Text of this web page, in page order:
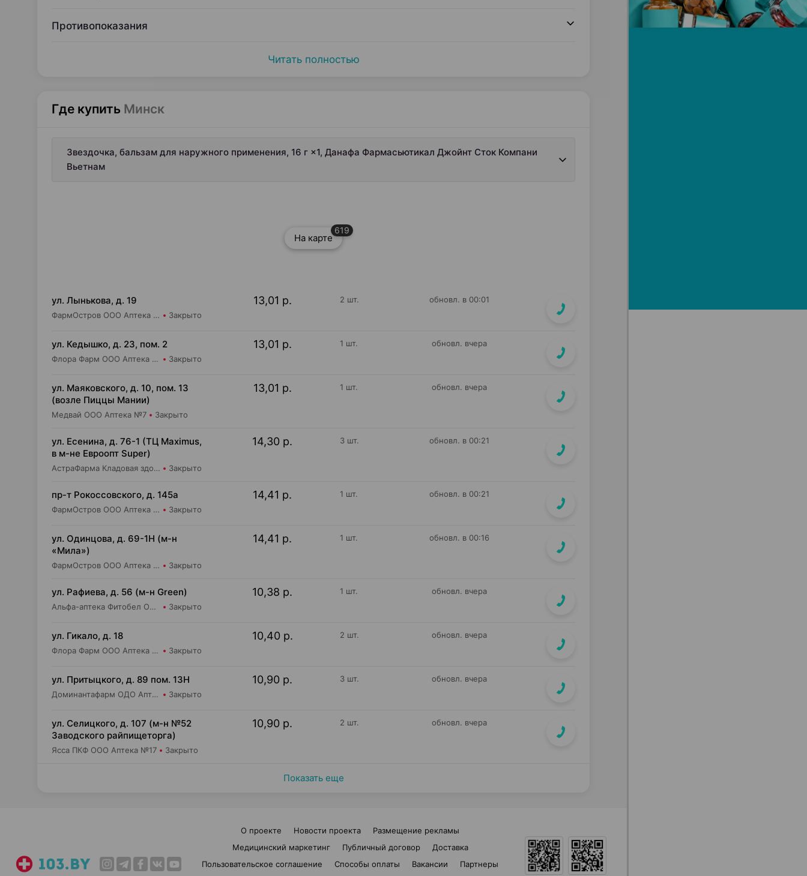
Противопоказания
Читать полностью
Где купить Минск
Звездочка, бальзам для наружного применения, 16 г ×1, Данафа Фармасьютикал Джойнт Сток Компани
Вьетнам
На карте
619
ул. Лынькова, д. 19
ФармОстров ООО Аптека №7 на Лынькова Закрыто
13,01 р. 2 шт. обновл. в 00:01
ул. Кедышко, д. 23, пом. 2
Флора Фарм ООО Аптека №21 Закрыто
13,01 р. 1 шт. обновл. вчера
ул. Маяковского, д. 10, пом. 13
(возле Пиццы Мании)
Медвай ООО Аптека №7 Закрыто
13,01 р. 1 шт. обновл. вчера
ул. Есенина, д. 76-1 (ТЦ Maximus,
в м-не Евроопт Super)
АстраФарма Кладовая здоровья ООО Аптека №9 Закрыто
14,30 р. 3 шт. обновл. в 00:21
пр-т Рокоссовского, д. 145а
ФармОстров ООО Аптека №9 на Рокоссовского Закрыто
14,41 р. 1 шт. обновл. в 00:21
ул. Одинцова, д. 69-1Н (м-н
«Мила»)
ФармОстров ООО Аптека №16 на Одинцова Закрыто
14,41 р. 1 шт. обновл. в 00:16
ул. Рафиева, д. 56 (м-н Green)
Альфа-аптека Фитобел ООО Аптека №45 Закрыто
10,38 р. 1 шт. обновл. вчера
ул. Гикало, д. 18
Флора Фарм ООО Аптека №7 Закрыто
10,40 р. 2 шт. обновл. вчера
ул. Притыцкого, д. 89 пом. 13Н
Доминантафарм ОДО Аптека №1 Закрыто
10,90 р. 3 шт. обновл. вчера
ул. Селицкого, д. 107 (м-н №52
Заводского райпищеторга)
Ясса ПКФ ООО Аптека №17 Закрыто
10,90 р. 2 шт. обновл. вчера
Показать еще
О проекте Новости проекта
Размещение рекламы
Медицинский маркетинг
Публичный договор
Доставка
Пользовательское соглашение
Способы оплаты Вакансии Партнеры